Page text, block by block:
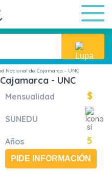
Nacional de Cajamarca - UNC
- UNC
Mensualidad $
SUNEDU
Años 5
PIDE INFORMACIÓN